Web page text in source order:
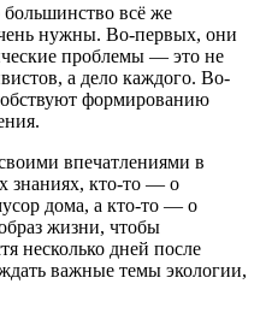
большинство всё же
нужны. Во-первых, они
проблемы — это не
а дело каждого. Во-
формированию
впечатлениями в
знаниях, кто-то — о
дома, а кто-то — о
жизни, чтобы
несколько дней после
важные темы экологии,